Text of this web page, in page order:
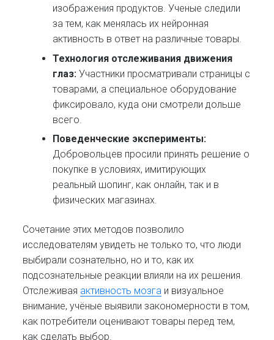
изображения продуктов. Ученые следили
за тем, как менялась их нейронная
активность в ответ на различные товары.
Технология отслеживания движения
глаз: Участники просматривали страницы с
товарами, а специальное оборудование
фиксировало, куда они смотрели дольше
всего.
Поведенческие эксперименты:
Добровольцев просили принять решение о
покупке в условиях, имитирующих
реальный шопинг, как онлайн, так и в
физических магазинах.
Сочетание этих методов позволило
исследователям увидеть не только то, что люди
выбирали сознательно, но и то, как их
подсознательные реакции влияли на их решения.
Отслеживая активность мозга и визуальное
внимание, учёные выявили закономерности в том,
как потребители оценивают товары перед тем,
как сделать выбор.